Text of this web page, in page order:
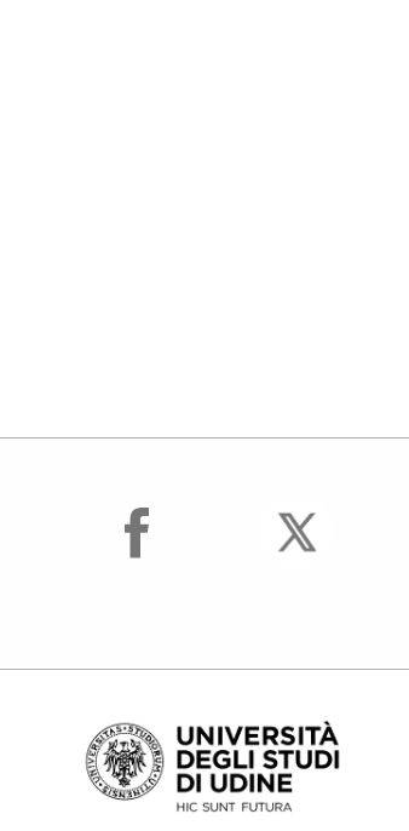
facebook